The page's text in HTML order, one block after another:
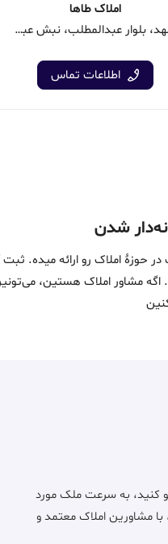
املاک طاها
مشهد، بلوار عبدالمطلب، نبش عبدالمطب 38(گلبرگ جنوبی)
اطلاعات تماس
خدمات در حوزۀ املاک رو
به شماست. اگه مشاور املاک
کنید، به سرعت ملک مورد
با مشاورین املاک معتمد و